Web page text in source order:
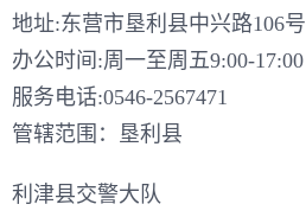
地址:东营市垦利县中兴路106号
办公时间:周一至周五9:00-17:00
服务电话:0546-2567471
管辖范围：垦利县
利津县交警大队